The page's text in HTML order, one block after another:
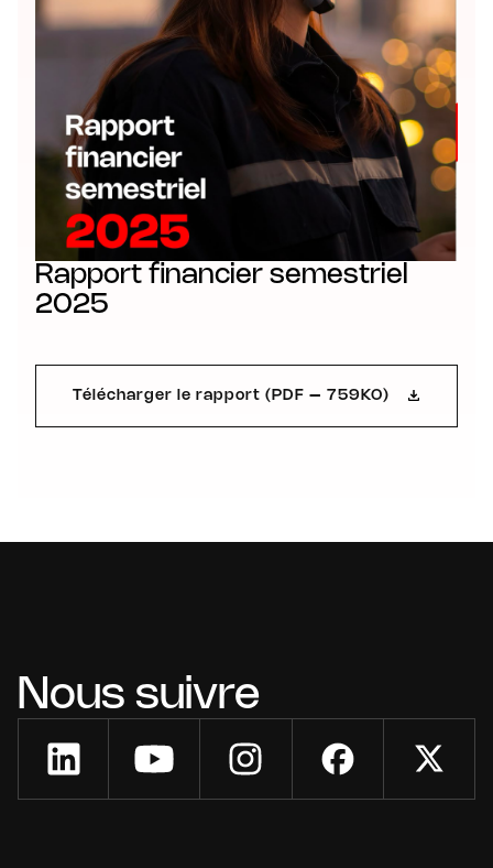
Rapport financier semestriel
2025
Télécharger le rapport (PDF – 759KO)
Nous suivre